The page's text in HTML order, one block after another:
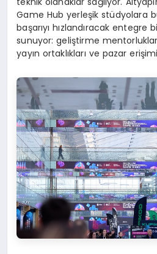
Game Hub yerleşik stüdyolara
başarıyı hızlandıracak entegre
sunuyor: geliştirme
yayın ortaklıkları ve pazar erişimi